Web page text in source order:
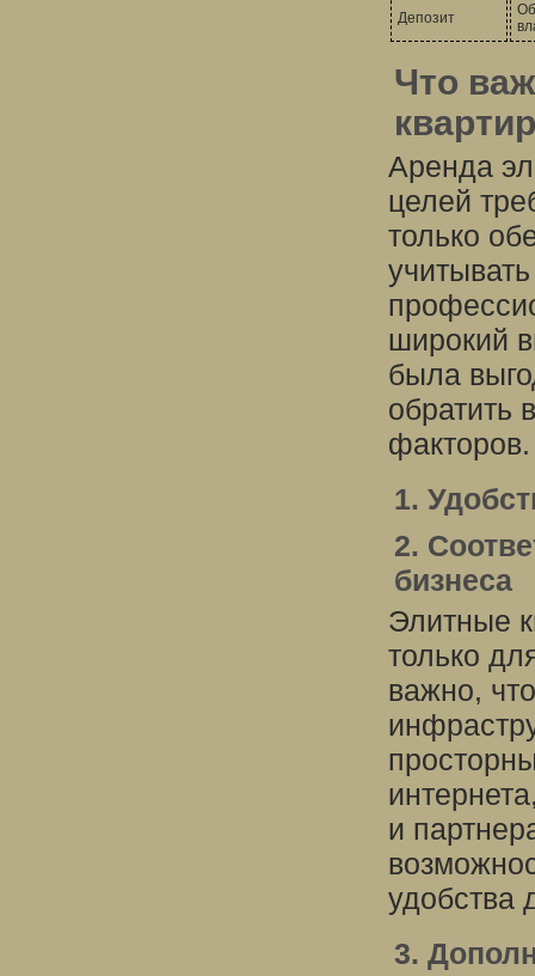
Депозит
Что
Аренда
целей
только
широкий
была
обратить
факторов.
1.
2.
бизнеса
Элитные
только
важно,
и
удобства
3.